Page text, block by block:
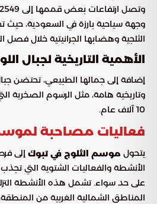
وجهة سياحية بارزة في السعودية، حيث
الثلجية وهضابها الجرانيتية خلال فصل
الأهمية التاريخية لجبال
إضافة إلى جمالها الطبيعي، تحتضن
وتاريخية هامة، مثل الرسوم الصخرية
10 آلاف عام.
فعاليات مصاحبة
يتحول موسم الثلوج في تبوك إلى
الأنشطة والفعاليات الشتوية التي تجذب
على حد سواء. تشمل هذه الأنشطة
المناطق الشمالية الغربية من